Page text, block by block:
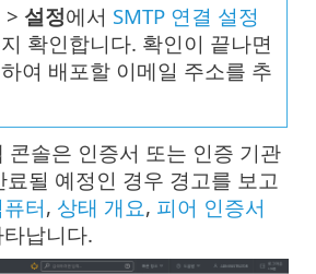
> 설정에서 SMTP 연결 설정
확인합니다. 확인이 끝나면
하여 배포할 이메일 주소를 추
콘솔은 인증서 또는 인증 기관
될 예정인 경우 경고를 보고
터, 상태 개요, 피어 인증서
납니다.